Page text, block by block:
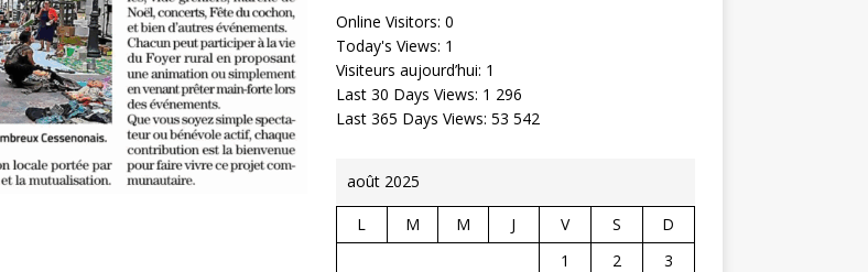
Online Visitors: 0
Today's Views: 1
Visiteurs aujourd’hui: 1
Last 30 Days Views: 1 296
Last 365 Days Views: 53 542
août 2025
L M M J V S
D
1
2
3